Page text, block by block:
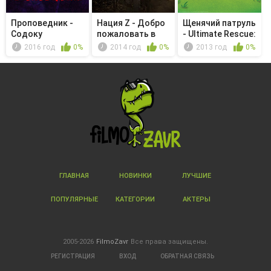
Проповедник -
Содоку
2016 год 0%
Нация Z - Добро
пожаловать в
Новый ап...
2014 год 0%
Щенячий патруль
- Ultimate Rescue:
Pu...2013 год 0%
ГЛАВНАЯ НОВИНКИ ЛУЧШИЕ
ПОПУЛЯРНЫЕ КАТЕГОРИИ АКТЕРЫ
2005-2026 FilmoZavr Все права защищены.
РЕГИСТРАЦИЯ ВХОД ОБРАТНАЯ СВЯЗЬ